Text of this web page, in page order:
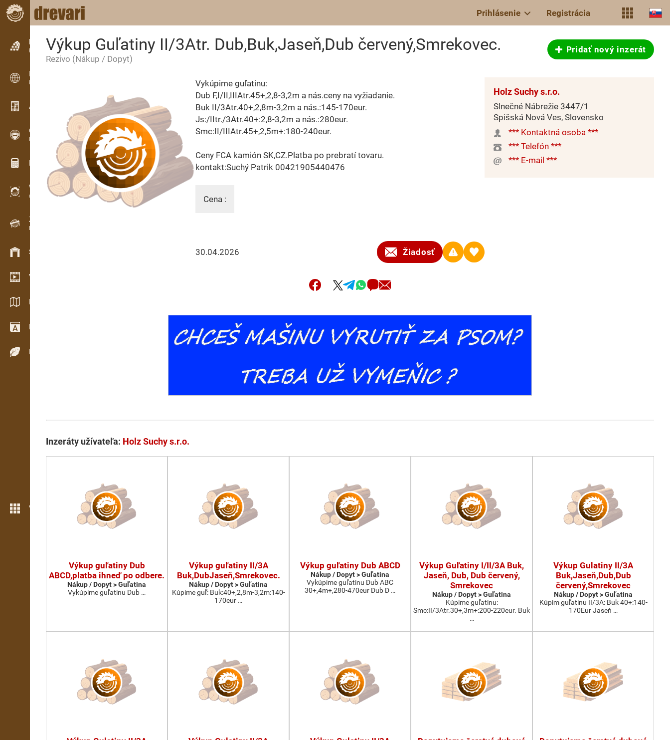
Prihlásenie Registrácia
Inzercia
Riadková inzercia
Inzercia
Medzinárodná inzercia
Aktuality / Články
OPTI-TIMB
Porezové schémy
Drevárske kalkulačky
WoodProfi
Objem dreva s AI
Záznamník
Evidencia dreva v teréne
Skladové hospodárstvo
Video showroom
Katalógy / Brožúry
Drevársky slovník
Dreviny
Viac možností
Výkup Guľatiny II/3Atr. Dub,Buk,Jaseň,Dub červený,Smrekovec.
Rezivo (Nákup / Dopyt)
Pridať nový inzerát
Vykúpime guľatinu:
Dub F,I/II,IIIAtr.45+,2,8-3,2m a nás.ceny na vyžiadanie.
Buk II/3Atr.40+,2,8m-3,2m a nás.:145-170eur.
Js:/IItr./3Atr.40+:2,8-3,2m a nás.:280eur.
Smc:II/IIIAtr.45+,2,5m+:180-240eur.
Ceny FCA kamión SK,CZ.Platba po prebratí tovaru.
kontakt:Suchý Patrik 00421905440476
Cena :
30.04.2026 Žiadosť
Holz Suchy s.r.o.
Slnečné Nábrežie 3447/1
Spišská Nová Ves, Slovensko
*** Kontaktná osoba ***
*** Telefón ***
*** E-mail ***
Inzeráty užívateľa: Holz Suchy s.r.o.
Výkup guľatiny Dub
ABCD,platba ihneď po odbere.
Nákup / Dopyt > Guľatina
Vykúpime guľatinu Dub …
Výkup guľatiny II/3A
Buk,DubJaseň,Smrekovec.
Nákup / Dopyt > Guľatina
Kúpime guľ: Buk:40+,2,8m-3,2m:140-
170eur …
Výkup guľatiny Dub ABCD
Nákup / Dopyt > Guľatina
Vykúpime guľatinu Dub ABC
30+,4m+,280-470eur Dub D …
Výkup Guľatiny I/II/3A Buk,
Jaseň, Dub, Dub červený,
Smrekovec
Nákup / Dopyt > Guľatina
Kúpime guľatinu:
Smc:II/3Atr.30+,3m+:200-220eur. Buk
…
Výkup Gulatiny II/3A
Buk,Jaseň,Dub,Dub
červený,Smrekovec
Nákup / Dopyt > Guľatina
Kúpim guľatinu II/3A: Buk 40+:140-
170Eur Jaseň …